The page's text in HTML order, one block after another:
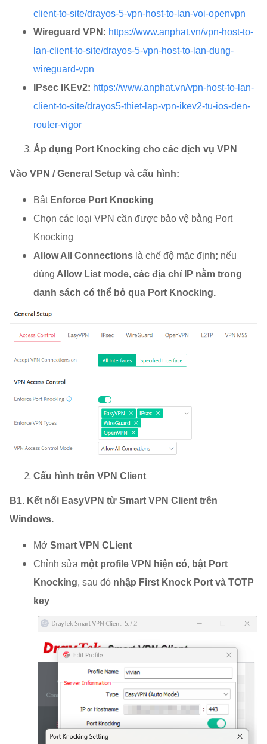
client-to-site/drayos-5-vpn-host-to-lan-voi-openvpn
Wireguard VPN: https://www.anphat.vn/vpn-host-to-
lan-client-to-site/drayos-5-vpn-host-to-lan-dung-
wireguard-vpn
IPsec IKEv2: https://www.anphat.vn/vpn-host-to-lan-
client-to-site/drayos5-thiet-lap-vpn-ikev2-tu-ios-den-
router-vigor
Áp dụng Port Knocking cho các dịch vụ VPN
Vào VPN / General Setup và cấu hình:
Bật Enforce Port Knocking
Chọn các loại VPN cần được bảo vệ bằng Port
Knocking
Allow All Connections là chế độ mặc định; nếu
dùng Allow List mode, các địa chỉ IP nằm trong
danh sách có thể bỏ qua Port Knocking.
Cấu hình trên VPN Client
B1. Kết nối EasyVPN từ Smart VPN Client trên
Windows.
Mở Smart VPN CLient
Chỉnh sửa một profile VPN hiện có, bật Port
Knocking, sau đó nhập First Knock Port và TOTP
key